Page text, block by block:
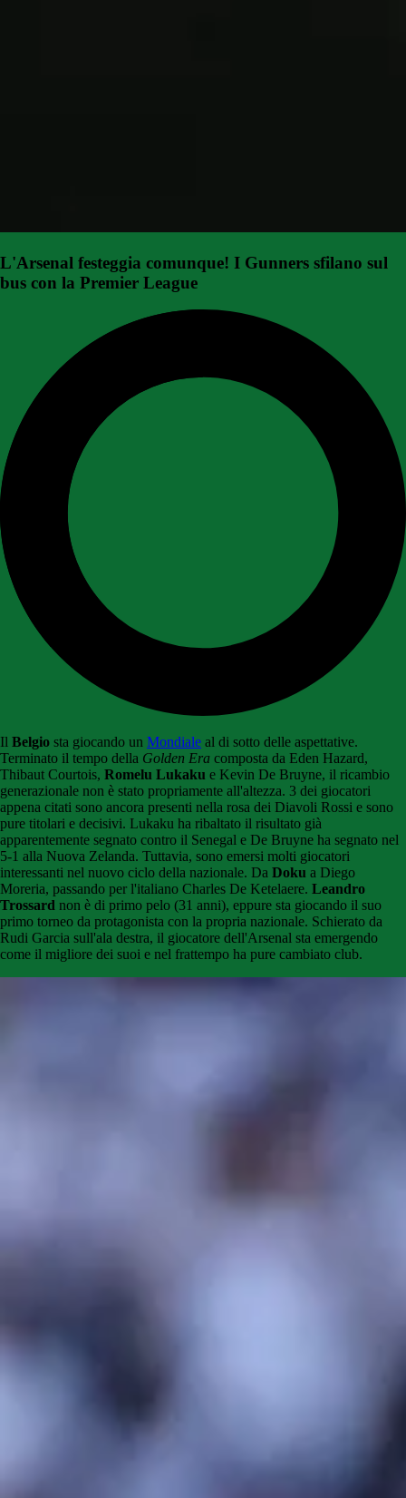
L'Arsenal festeggia comunque! I Gunners sfilano sul
bus con la Premier League
Il Belgio sta giocando un Mondiale al di sotto delle aspettative.
Terminato il tempo della Golden Era composta da Eden Hazard,
Thibaut Courtois, Romelu Lukaku e Kevin De Bruyne, il ricambio
generazionale non è stato propriamente all'altezza. 3 dei giocatori
appena citati sono ancora presenti nella rosa dei Diavoli Rossi e sono
pure titolari e decisivi. Lukaku ha ribaltato il risultato già
apparentemente segnato contro il Senegal e De Bruyne ha segnato nel
5-1 alla Nuova Zelanda. Tuttavia, sono emersi molti giocatori
interessanti nel nuovo ciclo della nazionale. Da Doku a Diego
Moreria, passando per l'italiano Charles De Ketelaere. Leandro
Trossard non è di primo pelo (31 anni), eppure sta giocando il suo
primo torneo da protagonista con la propria nazionale. Schierato da
Rudi Garcia sull'ala destra, il giocatore dell'Arsenal sta emergendo
come il migliore dei suoi e nel frattempo ha pure cambiato club.